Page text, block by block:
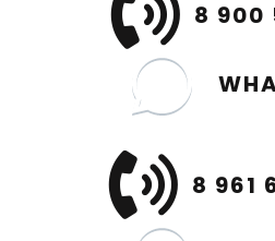
8 900
8 961